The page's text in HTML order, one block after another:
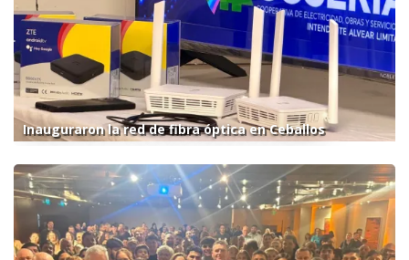
Inauguraron la red de fibra óptica en Ceballos